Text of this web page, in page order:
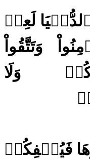
لَعِبٞ
وَتَتَّقُواْ
وَلَا
فَيُحۡفِكُمۡ